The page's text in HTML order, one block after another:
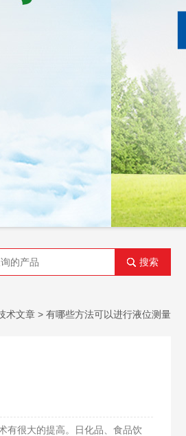
搜索
术文章 > 有哪些方法可以进行液位测量
有很大的提高。日化品、食品饮